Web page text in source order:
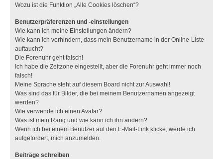
Wozu ist die Funktion „Alle Cookies löschen“?
Benutzerpräferenzen und -einstellungen
Wie kann ich meine Einstellungen ändern?
Wie kann ich verhindern, dass mein Benutzername in der Online-Liste
auftaucht?
Die Forenuhr geht falsch!
Ich habe die Zeitzone eingestellt, aber die Forenuhr geht immer noch
falsch!
Meine Sprache steht auf diesem Board nicht zur Auswahl!
Was sind das für Bilder, die bei meinem Benutzernamen angezeigt
werden?
Wie verwende ich einen Avatar?
Was ist mein Rang und wie kann ich ihn ändern?
Wenn ich bei einem Benutzer auf den E-Mail-Link klicke, werde ich
aufgefordert, mich anzumelden.
Beiträge schreiben